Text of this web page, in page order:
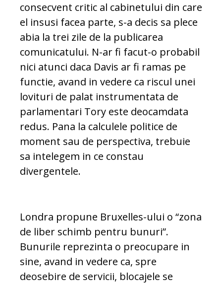
consecvent critic al cabinetului din care
el insusi facea parte, s-a decis sa plece
abia la trei zile de la publicarea
comunicatului. N-ar fi facut-o probabil
nici atunci daca Davis ar fi ramas pe
functie, avand in vedere ca riscul unei
lovituri de palat instrumentata de
parlamentari Tory este deocamdata
redus. Pana la calculele politice de
moment sau de perspectiva, trebuie
sa intelegem in ce constau
divergentele.
Londra propune Bruxelles-ului o “zona
de liber schimb pentru bunuri”.
Bunurile reprezinta o preocupare in
sine, avand in vedere ca, spre
deosebire de servicii, blocajele se